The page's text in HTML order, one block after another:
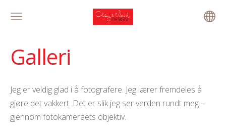
Galleri
Jeg er veldig glad i å fotografere. Jeg lærer fremdeles å
gjøre det vakkert. Det er slik jeg ser verden rundt meg –
gjennom fotokameraets objektiv.